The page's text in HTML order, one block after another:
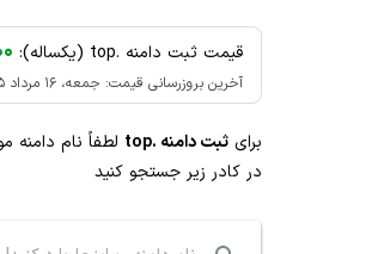
قیمت ثبت دامنه .top (یکساله):
آخرین بروزرسانی قیمت: جمعه، ۱۶ مرداد ۱۴۰۵
برای ثبت دامنه .top لطفاً نام دامنه
در کادر زیر جستجو کنید